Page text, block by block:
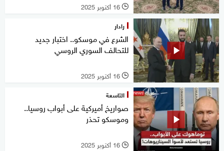
l 16 أكتوبر 2025
رادار
الشرع في موسكو.. اختبار جديد
للتحالف السوري الروسي
l 16 أكتوبر 2025
التاسعة
صواريخ أميركية على أبواب روسيا..
وموسكو تحذر
l 16 أكتوبر 2025